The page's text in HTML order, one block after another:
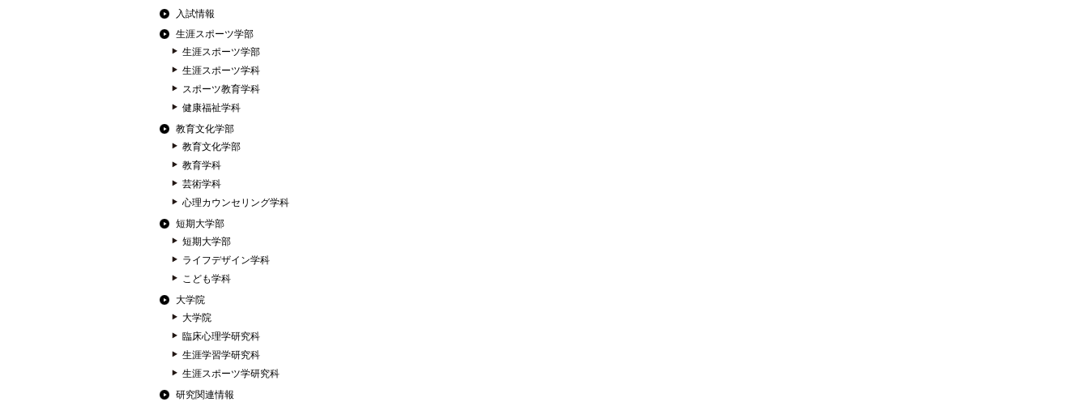
入試情報
生涯スポーツ学部
生涯スポーツ学部
生涯スポーツ学科
スポーツ教育学科
健康福祉学科
教育文化学部
教育文化学部
教育学科
芸術学科
心理カウンセリング学科
短期大学部
短期大学部
ライフデザイン学科
こども学科
大学院
大学院
臨床心理学研究科
生涯学習学研究科
生涯スポーツ学研究科
研究関連情報